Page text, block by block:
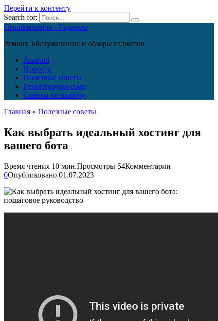
Перейти к контенту
Search for:
Cennikiexcel.ru - Гаджеты
Ремонт, обслуживание и обзоры гаджетов
Android
Новости
Полезные советы
Ремонтируем сами
Советы по выбору
Главная » Полезные советы
Как выбрать идеальный хостинг для
вашего бота
Время чтения 10 мин.Просмотры 54Комментарии
0Опубликовано 01.07.2023